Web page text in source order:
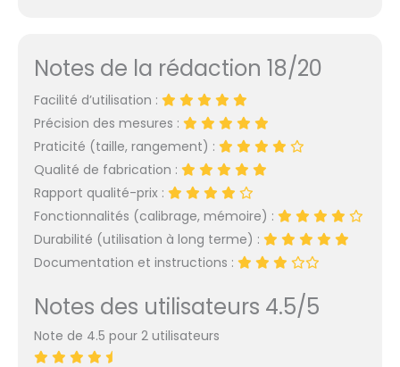
Notes de la rédaction 18/20
Facilité d’utilisation :
Précision des mesures :
Praticité (taille, rangement) :
Qualité de fabrication :
Rapport qualité-prix :
Fonctionnalités (calibrage, mémoire) :
Durabilité (utilisation à long terme) :
Documentation et instructions :
Notes des utilisateurs 4.5/5
Note de 4.5 pour 2 utilisateurs